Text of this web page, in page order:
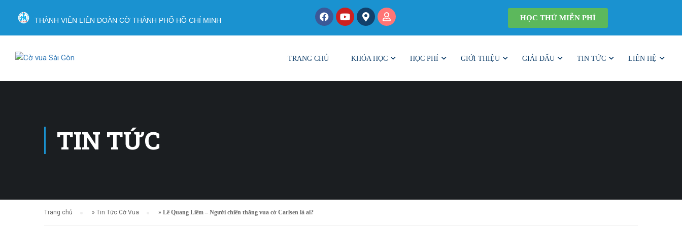
THÀNH VIÊN LIÊN ĐOÀN CỜ THÀNH PHỐ HỒ CHÍ MINH HỌC THỬ MIỄN PHÍ
TRANG CHỦ KHÓA HỌC HỌC PHÍ GIỚI THIỆU GIẢI ĐẤU TIN TỨC LIÊN HỆ
TIN TỨC
Trang chủ » Tin Tức Cờ Vua » Lê Quang Liêm – Người chiến thắng vua cờ Carlsen là ai?